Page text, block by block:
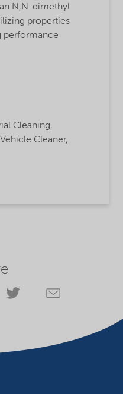
N,N-dimethyl
properties
performance
Cleaning,
Vehicle Cleaner,